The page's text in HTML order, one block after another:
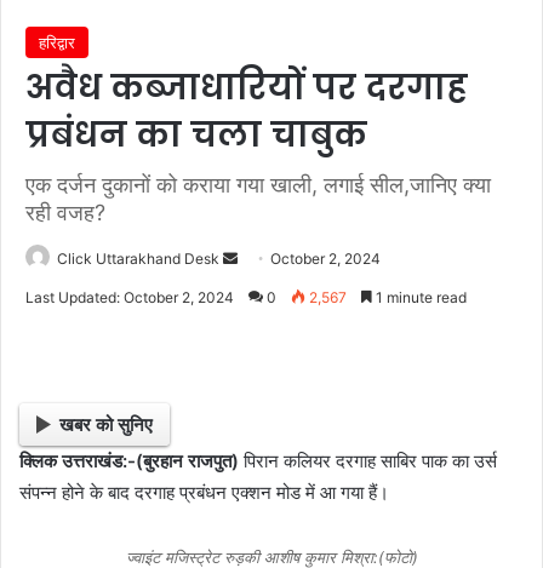
हरिद्वार
अवैध कब्जाधारियों पर दरगाह
प्रबंधन का चला चाबुक
एक दर्जन दुकानों को कराया गया खाली, लगाई सील,जानिए क्या
रही वजह?
Click Uttarakhand Desk
m
a
l
October 2, 2024
Last Updated: October 2, 2024 0 2,567 1 minute read
खबर को सुनिए
क्लिक उत्तराखंड:-(बुरहान राजपुत) पिरान कलियर दरगाह साबिर पाक का उर्स
संपन्न होने के बाद दरगाह प्रबंधन एक्शन मोड में आ गया हैं।
ज्वाइंट मजिस्ट्रेट रुड़की आशीष कुमार मिश्रा:(फोटो)